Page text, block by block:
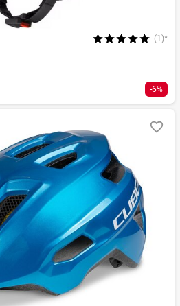
(1)*
-6%